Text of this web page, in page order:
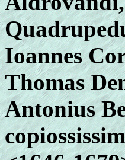
Ioannes
Thomas
Antonius